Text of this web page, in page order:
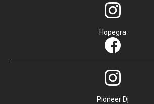
Hopegra
Pioneer Dj